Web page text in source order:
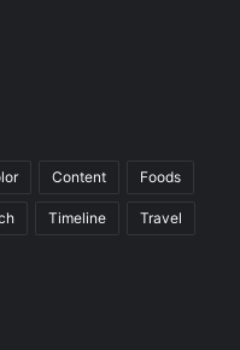
Content Foods
Timeline Travel